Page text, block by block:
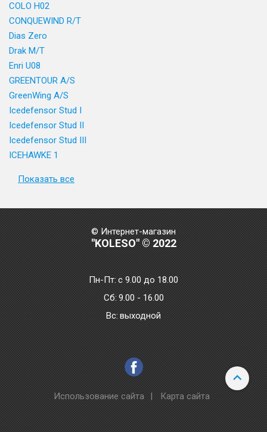
COLO H02
CONQUEWIND R/T
Dias Zero
Drak M/T
Enri U08
GREENTOUR A/S
GreenWing A/S
Icedefensor Stud I
Icedefensor Stud II
Icedefensor Stud III
ICEHAWKE 1
Показать все
© Интернет-магазин
"KOLESO" © 2022
Пн-Пт:с 9.00 до 18.00
Сб: 9.00 - 16.00
Bc: выходной
Использование сайта | Карта сайта